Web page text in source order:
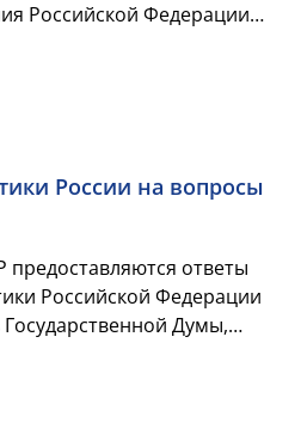
Российской Федерации
России на вопросы
ответы
Российской Федерации
Думы,